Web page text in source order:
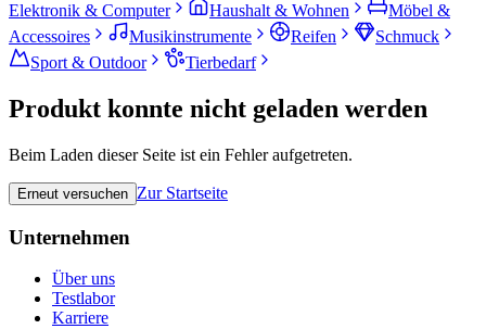
Elektronik & Computer
Haushalt & Wohnen
Möbel &
Accessoires
Musikinstrumente Reifen
Schmuck
Sport & Outdoor
Tierbedarf
Produkt konnte nicht geladen werden
Beim Laden dieser Seite ist ein Fehler aufgetreten.
Erneut versuchen Zur Startseite
Unternehmen
Über uns
Testlabor
Karriere